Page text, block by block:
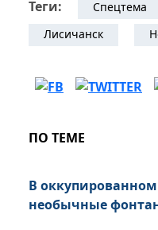
Теги: Спецтема
Лисичанск
ПО ТЕМЕ
В
необычные